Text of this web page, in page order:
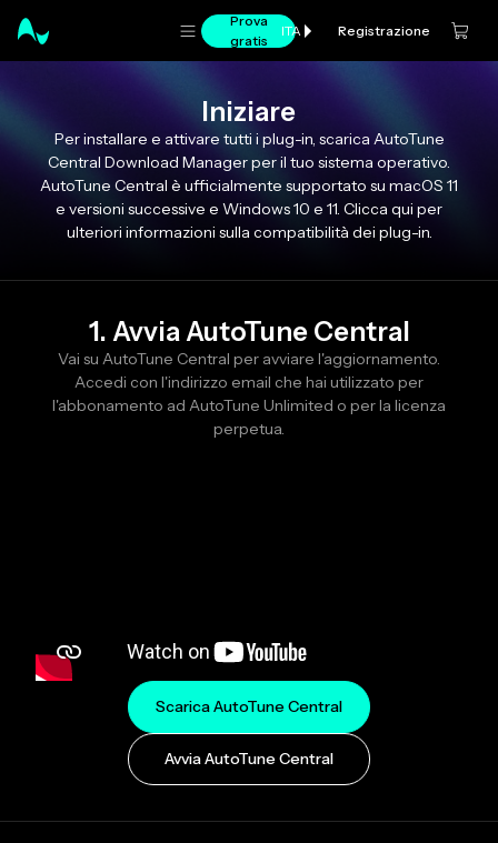
Prova
gratis
ITA Registrazione
Iniziare
Per installare e attivare tutti i plug-in, scarica AutoTune
Central Download Manager per il tuo sistema operativo.
AutoTune Central è ufficialmente supportato su macOS 11
e versioni successive e Windows 10 e 11. Clicca qui per
ulteriori informazioni sulla compatibilità dei plug-in.
1. Avvia AutoTune Central
Vai su AutoTune Central per avviare l'aggiornamento.
Accedi con l'indirizzo email che hai utilizzato per
l'abbonamento ad AutoTune Unlimited o per la licenza
perpetua.
Scarica AutoTune Central
Avvia AutoTune Central